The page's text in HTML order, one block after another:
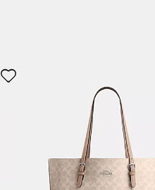
tracolla grazie agli strap